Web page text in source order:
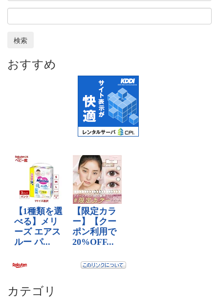
検索
おすすめ
カテゴリ